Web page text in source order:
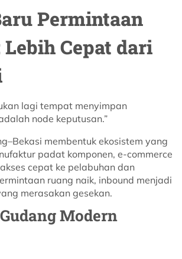
Permintaan
Lebih Cepat dari
lagi tempat menyimpan
node keputusan.”
membentuk ekosistem yang
padat komponen, e-commerce
cepat ke pelabuhan dan
ruang naik, inbound menjadi
merasakan gesekan.
Modern